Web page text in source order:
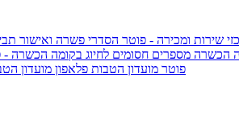
שירות ומכירה - פוטר הסדרי פשרה ואישור
הכשרה מספרים חסומים לחיוג בקומה הכשרה -
IsraelieSIM by Pelephone - פוטר מועדון הטבות פלאפון מועדון